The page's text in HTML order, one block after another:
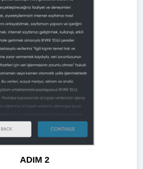
ADIM 2